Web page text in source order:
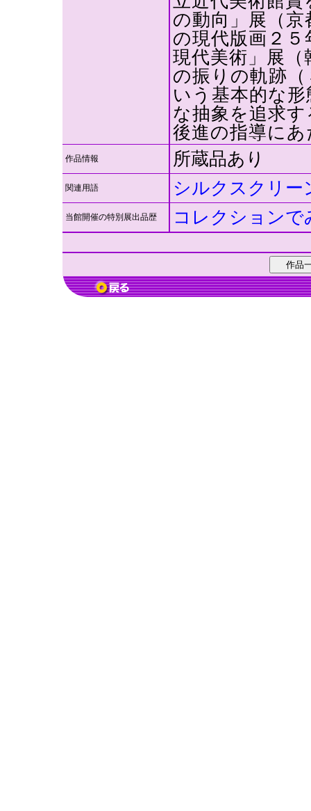
の動向」展（
の現代版画２
現代美術」展
の振りの軌跡
いう基本的な
な抽象を追求
後進の指導に
作品情報 所蔵品あり
関連用語 シルクスクリー
当館開催の特別展出品歴 コレクション